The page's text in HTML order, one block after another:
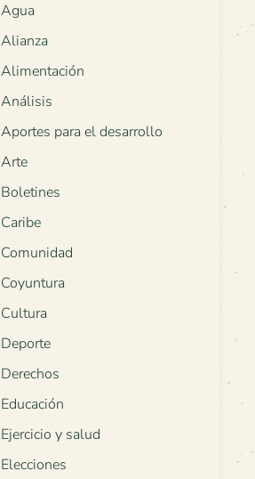
Agua
Alianza
Alimentación
Análisis
Aportes para el desarrollo
Arte
Boletines
Caribe
Comunidad
Coyuntura
Cultura
Deporte
Derechos
Educación
Ejercicio y salud
Elecciones